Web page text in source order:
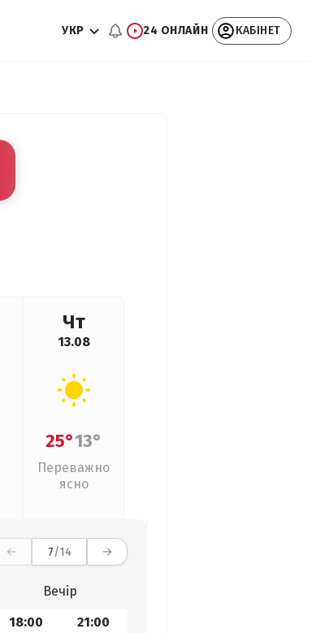
УКР 24 ОНЛАЙН КАБІНЕТ
Чт
13.08
25°13°
Переважно
ясно
7/14
Вечір
18:00 21:00